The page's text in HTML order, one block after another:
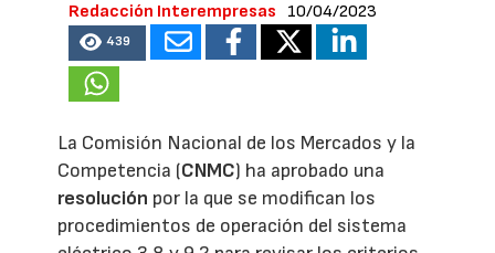
Redacción Interempresas 10/04/2023
439
La Comisión Nacional de los Mercados y la
Competencia (CNMC) ha aprobado una
resolución por la que se modifican los
procedimientos de operación del sistema